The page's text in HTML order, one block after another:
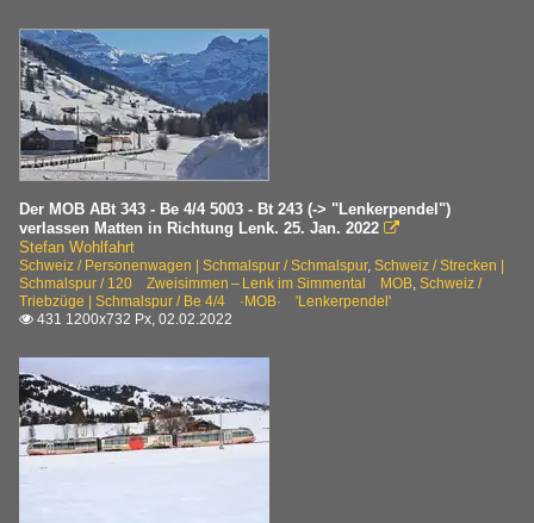
Der MOB ABt 343 - Be 4/4 5003 - Bt 243 (-> "Lenkerpendel")
verlassen Matten in Richtung Lenk. 25. Jan. 2022 
Stefan Wohlfahrt
Schweiz / Personenwagen | Schmalspur / Schmalspur, Schweiz / Strecken |
Schmalspur / 120 Zweisimmen – Lenk im Simmental MOB, Schweiz /
Triebzüge | Schmalspur / Be 4/4 ·MOB· 'Lenkerpendel'
 431 1200x732 Px, 02.02.2022